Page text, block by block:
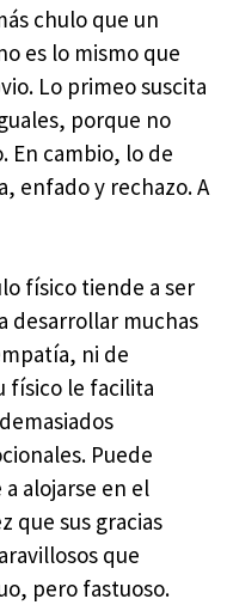
chulo que un
es lo mismo que
Lo primeo suscita
porque no
En cambio, lo de
enfado y rechazo. A
físico tiende a ser
desarrollar muchas
ni de
físico le facilita
Puede
alojarse en el
que sus gracias
que
pero fastuoso.